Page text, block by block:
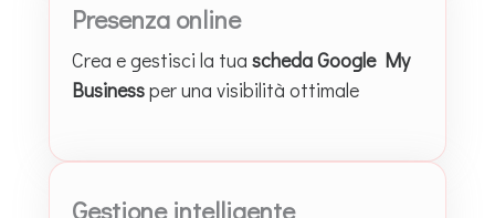
Presenza online
Crea e gestisci la tua scheda Google My
Businessper una visibilità ottimale
Gestione intelligente